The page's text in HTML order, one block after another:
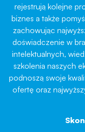
rejestrują kolejne
biznes a także
zachowując
doświadczenie w
intelektualnych,
szkolenia naszych
podnoszą swoje
ofertę oraz